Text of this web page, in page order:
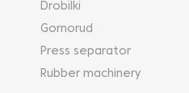
Drobilki
Gornorud
Press separator
Rubber machinery